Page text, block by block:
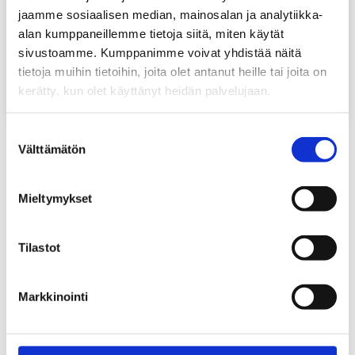
jaamme sosiaalisen median, mainosalan ja analytiikka-
alan kumppaneillemme tietoja siitä, miten käytät
sivustoamme. Kumppanimme voivat yhdistää näitä
tietoja muihin tietoihin, joita olet antanut heille tai joita on
kerätty, kun olet käyttänyt heidän palvelujaan.
valinta
Välttämätön
Mieltymykset
Tilastot
Markkinointi
Erilaiset putki- ja
rakennustyöt
kattavasti LVI- ja putkiremontteja ja muita putkitöitä
yrityksille. Lisäksi saat meiltä kattavat